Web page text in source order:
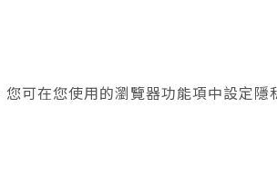
可在您使用的瀏覽器功能項中設定隱